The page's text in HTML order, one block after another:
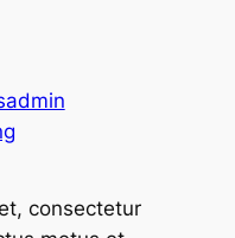
consectetur